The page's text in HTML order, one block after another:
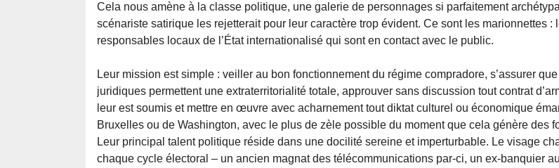
Cela nous amène à la classe politique, une galerie de personnages si parfaitement
scénariste satirique les rejetterait pour leur caractère trop évident. Ce sont les marionnettes :
responsables locaux de l’État internationalisé qui sont en contact avec le public.
Leur mission est simple : veiller au bon fonctionnement du régime compradore, s’assurer
juridiques permettent une extraterritorialité totale, approuver sans discussion tout contrat
leur est soumis et mettre en œuvre avec acharnement tout diktat culturel ou économique
Bruxelles ou de Washington, avec le plus de zèle possible du moment que cela génère des
Leur principal talent politique réside dans une docilité sereine et imperturbable. Le visage
chaque cycle électoral – un ancien magnat des télécommunications par-ci, un ex-banquier